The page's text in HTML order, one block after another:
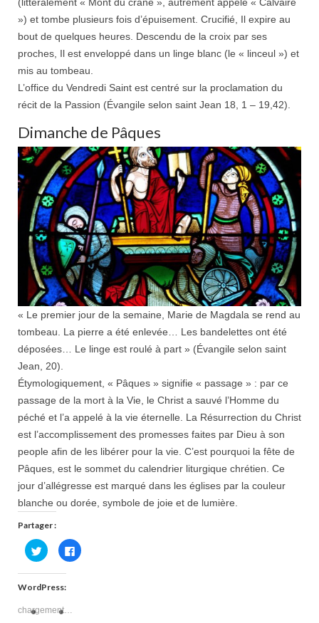
») et tombe plusieurs fois d’épuisement. Crucifié, Il expire au
bout de quelques heures. Descendu de la croix par ses
proches, Il est enveloppé dans un linge blanc (le « linceul ») et
mis au tombeau.
L’office du Vendredi Saint est centré sur la proclamation du
récit de la Passion (Évangile selon saint Jean 18 , 1 – 19,42).
Dimanche de Pâques
« Le premier jour de la semaine, Marie de Magdala se rend au
tombeau. La pierre a été enlevée… Les bandelettes ont été
déposées… Le linge est roulé à part » (Évangile selon saint
Jean, 20).
Étymologiquement, « Pâques » signifie « passage » : par ce
passage de la mort à la Vie, le Christ a sauvé l’Homme du
péché et l’a appelé à la vie éternelle. La Résurrection du Christ
est l’accomplissement des promesses faites par Dieu à son
people afin de les libérer pour la vie. C’est pourquoi la fête de
Pâques, est le sommet du calendrier liturgique chrétien. Ce
jour d’allégresse est marqué dans les églises par la couleur
blanche ou dorée, symbole de joie et de lumière.
Partager :
Cliquez
pour
partager
sur
Twitter(ouvre
dans
nouvelle
fenêtre)
Cliquez
pour
WordPress:
chargement…